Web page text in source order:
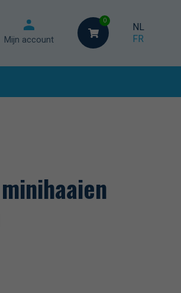
Mijn account
0
NL
FR